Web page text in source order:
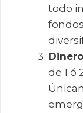
todo
de 1 ó